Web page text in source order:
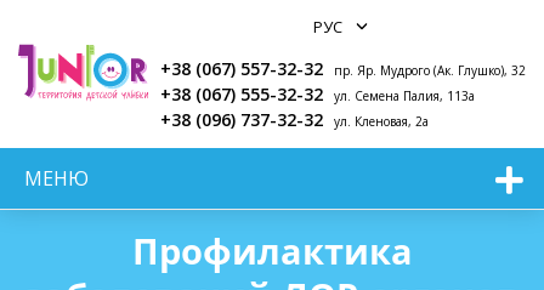
+38 (067) 557-32-32 пр. Яр. Мудрого (Ак. Глушко), 32
+38 (067) 555-32-32 ул. Семена Палия, 113а
+38 (096) 737-32-32 ул. Кленовая, 2а
МЕНЮ
Профилактика